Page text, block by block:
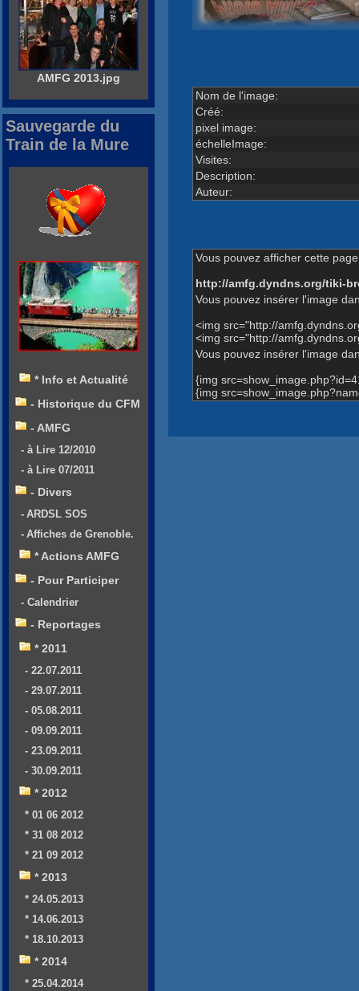
Nom de l'image:
Créé:
pixel image:
échelleImage:
Visites:
Description:
Auteur:
Vous pouvez afficher cette
http://amfg.dyndns.org/tiki-
Vous pouvez insérer l'image
<img src="http://
<img src="http://
Vous pouvez insérer l'image
{img
{img
AMFG 2013.jpg
Sauvegarde du
Train de la Mure
* Info et Actualité
- Historique du CFM
- AMFG
- à Lire 12/2010
- à Lire 07/2011
- Divers
- ARDSL SOS
- Affiches de Grenoble.
* Actions AMFG
- Pour Participer
- Calendrier
- Reportages
* 2011
- 22.07.2011
- 29.07.2011
- 05.08.2011
- 09.09.2011
- 23.09.2011
- 30.09.2011
* 2012
* 01 06 2012
* 31 08 2012
* 21 09 2012
* 2013
* 24.05.2013
* 14.06.2013
* 18.10.2013
* 2014
* 25.04.2014